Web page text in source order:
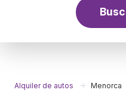
Alquiler de autos Menorca